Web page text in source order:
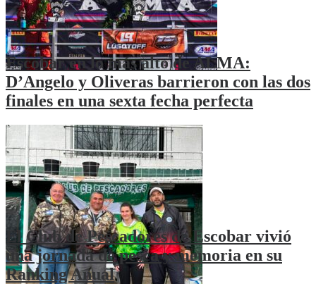
Escobar en lo más alto de ALMA:
D’Angelo y Oliveras barrieron con las dos
finales en una sexta fecha perfecta
El Club de Pescadores de Escobar vivió
una jornada de pesca y memoria en su
Ranking Anual